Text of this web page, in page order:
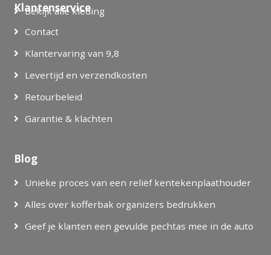
Bekijk alle kleding
Klantenservice
Contact
Klantervaring van 9,8
Levertijd en verzendkosten
Retourbeleid
Garantie & klachten
Blog
Unieke proces van een reliëf kentekenplaathouder
Alles over kofferbak organizers bedrukken
Geef je klanten een gevulde pechtas mee in de auto